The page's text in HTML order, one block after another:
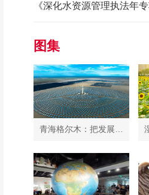
《深化水资源管理执法年
图集